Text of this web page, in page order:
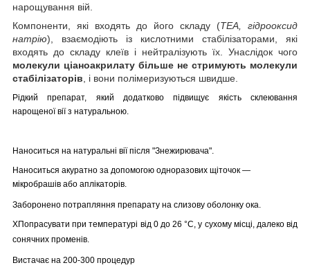
нарощування вій.
Компоненти, які входять до його складу (ТЕА, гідрооксид
натрію), взаємодіють із кислотними стабілізаторами, які
входять до складу клеїв і нейтралізують їх. Унаслідок чого
молекули ціаноакрилату більше не стримують молекули
стабілізаторів , і вони полімеризуються швидше.
Рідкий препарат, який додатково підвищує якість склеювання
нарощеної вії з натуральною.
Наноситься на натуральні вії після "Знежирювача".
Наноситься акуратно за допомогою одноразових щіточок —
мікробрашів або аплікаторів.
Заборонено потрапляння препарату на слизову оболонку ока.
ХПопрасувати при температурі від 0 до 26 °C, у сухому місці, далеко від
сонячних променів.
Вистачає на 200-300 процедур